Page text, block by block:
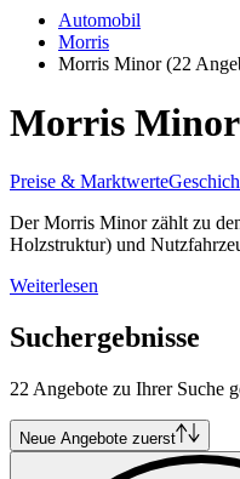
Automobil
Morris
Morris Minor(22
Morris
Preise & Marktwerte
Der Morris Minor zählt zu
Holzstruktur) und
Weiterlesen
Suchergebnisse
22 Angebote zu Ihrer Suche
Neue Angebote zuerst